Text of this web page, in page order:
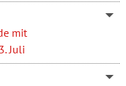
mit
Juli